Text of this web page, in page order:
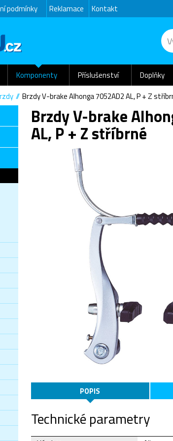
podmínky Reklamace Kontakt
Komponenty Příslušenství Doplňky
Brzdy V-brake Alhonga 7052AD2 AL, P + Z
Brzdy V-brake
AL, P + Z stříbrné
POPIS
Technické parametry